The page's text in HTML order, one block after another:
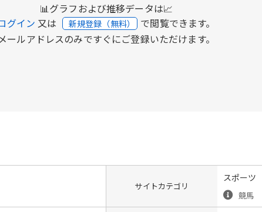
📊グラフおよび推移データは📈
グイン 又は 新規登録（無料） で閲覧できます。
メールアドレスのみですぐにご登録いただけます。
サイトカテゴリ
スポーツ
競馬